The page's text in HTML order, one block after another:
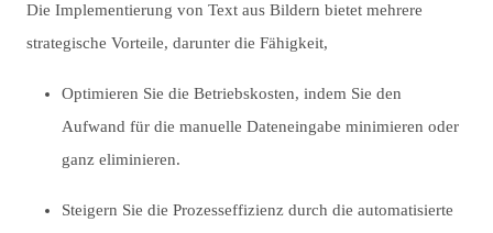
Die Implementierung von Text aus Bildern bietet mehrere
strategische Vorteile, darunter die Fähigkeit,
Optimieren Sie die Betriebskosten, indem Sie den
Aufwand für die manuelle Dateneingabe minimieren oder
ganz eliminieren.
Steigern Sie die Prozesseffizienz durch die automatisierte